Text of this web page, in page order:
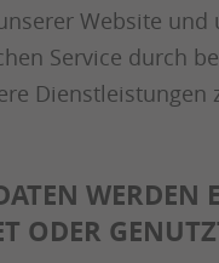
Website und
Service durch
Dienstleistungen
WERDEN
ODER